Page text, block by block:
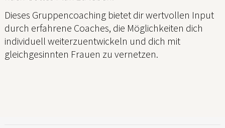
Dieses Gruppencoaching bietet dir wertvollen Input
durch erfahrene Coaches, die Möglichkeiten dich
individuell weiterzuentwickeln und dich mit
gleichgesinnten Frauen zu vernetzen.